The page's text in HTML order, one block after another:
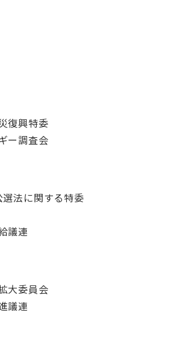
復興特委
ー調査会
選法に関する特委
議連
大委員会
議連